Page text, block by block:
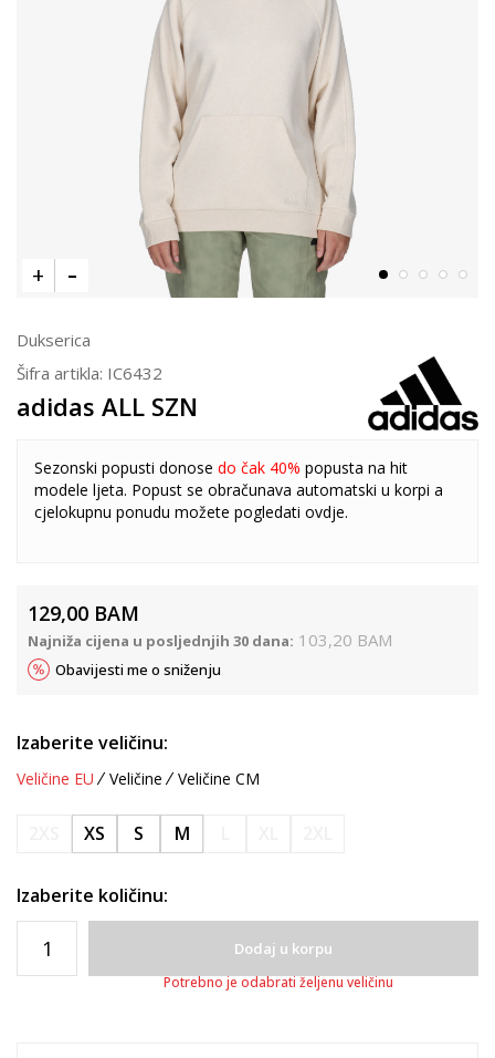
Dukserica
Šifra artikla: IC6432
adidas ALL SZN
Sezonski popusti donose do čak 40% popusta na hit
modele ljeta. Popust se obračunava automatski u korpi a
cjelokupnu ponudu možete pogledati ovdje.
129,00 BAM
Najniža cijena u posljednjih 30 dana: 103,20 BAM
Obavijesti me o sniženju
Izaberite veličinu:
Veličine EU Veličine Veličine CM
XS S M
Izaberite količinu:
Dodaj u korpu
Potrebno je odabrati željenu veličinu